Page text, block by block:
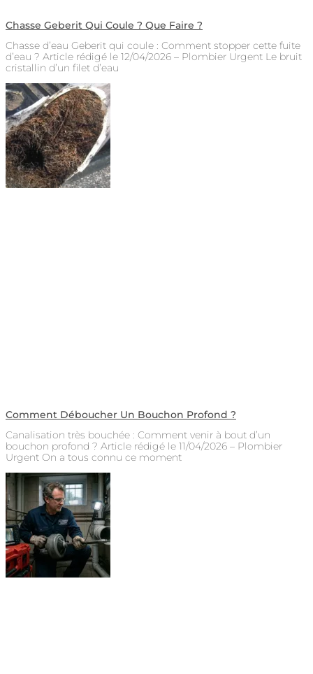
Chasse Geberit Qui Coule ? Que Faire ?
Chasse d’eau Geberit qui coule : Comment stopper cette fuite
d’eau ? Article rédigé le 12/04/2026 – Plombier Urgent Le bruit
cristallin d’un filet d’eau
Comment Déboucher Un Bouchon Profond ?
Canalisation très bouchée : Comment venir à bout d’un
bouchon profond ? Article rédigé le 11/04/2026 – Plombier
Urgent On a tous connu ce moment